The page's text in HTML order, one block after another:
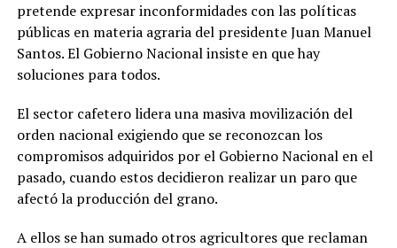
pretende expresar inconformidades con las políticas
públicas en materia agraria del presidente Juan Manuel
Santos. El Gobierno Nacional insiste en que hay
soluciones para todos.
El sector cafetero lidera una masiva movilización del
orden nacional exigiendo que se reconozcan los
compromisos adquiridos por el Gobierno Nacional en el
pasado, cuando estos decidieron realizar un paro que
afectó la producción del grano.
A ellos se han sumado otros agricultores que reclaman